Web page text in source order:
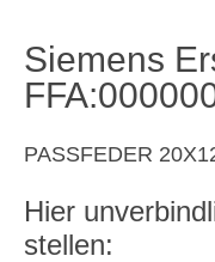
Siemens
PASSFEDER
Hier
stellen: